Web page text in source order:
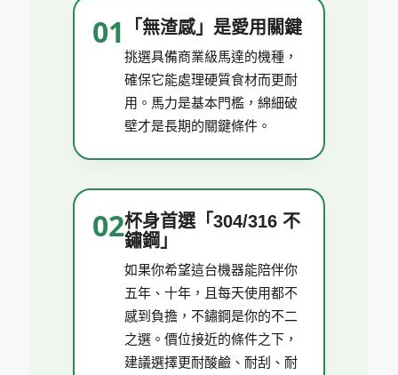
01 「無渣感」是愛用關鍵
挑選具備商業級馬達的機種，
確保它能處理硬質食材而更耐
用。馬力是基本門檻，綿細破
壁才是長期的關鍵條件。
02杯身首選「304/316 不
鏽鋼」
如果你希望這台機器能陪伴你
五年、十年，且每天使用都不
感到負擔，不鏽鋼是你的不二
之選。價位接近的條件之下，
建議選擇更耐酸鹼、耐刮、耐